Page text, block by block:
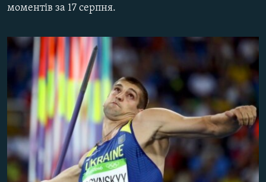
УКР
ДОЛУЧАЙСЯ!
Усі сайти RFE/RL
моментів за 17 серпня.